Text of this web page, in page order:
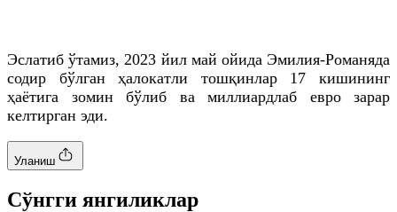
Эслатиб ўтамиз, 2023 йил май ойида Эмилия-Романяда
содир бўлган ҳалокатли тошқинлар 17 кишининг
ҳаётига зомин бўлиб ва миллиардлаб евро зарар
келтирган эди.
Уланиш
Cўнгги янгиликлар